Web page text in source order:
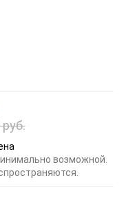
возможной.